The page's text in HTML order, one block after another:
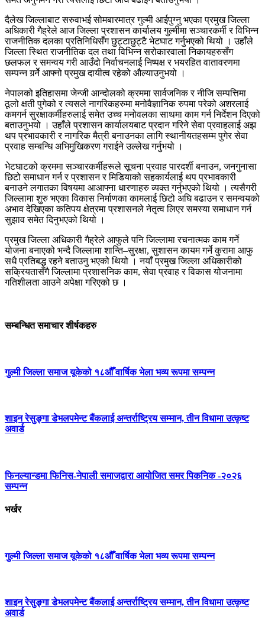
दैलेख जिल्लाबाट सरुवाभई सोमबारमात्र गुल्मी आईपुग्नु भएका प्रमुख जिल्ला
अधिकारी गैह्रेले आज जिल्ला प्रशासन कार्यालय गुल्मीमा सञ्चारकर्मी र विभिन्न
राजनीतिक दलका प्रतिनिधिसँग छुट्टाछुट्टै भेटघाट गर्नुभएको थियो । उहाँले
जिल्ला स्थित राजनीतिक दल तथा विभिन्न सरोकारवाला निकायहरुसँग
छलफल र समन्वय गरी आउँदो निर्वाचनलाई निष्पक्ष र भयरहित वातावरणमा
सम्पन्न गर्र्नेे आफ्नो प्रमुख दायीत्व रहेको औल्याउनुभयो ।
नेपालको इतिहासमा जेन्जी आन्दोलको क्रममा सार्वजनिक र नीजि सम्पत्तिमा
ठूलो क्षती पुगेको र त्यसले नागरिकहरुमा मनोवैज्ञानिक रुपमा परेको अशरलाई
कमगर्न सुरक्षाकर्मीहरुलाई समेत उच्च मनोवलका साथमा काम गर्न निर्देशन दिएको
बताउनुभयो । उहाँले प्रशासन कार्यालयबाट प्रदान गरिने सेवा प्रवाहलाई अझ
थप प्रभावकारी र नागरिक मैत्री बनाउनका लागि स्थानीयतहसम्म पुगेर सेवा
प्रवाह सम्बन्धि अभिमुखिकरण गराईने उल्लेख गर्नुभयो ।
भेटघाटको क्रममा सञ्चारकर्मीहरूले सूचना प्रवाह पारदर्शी बनाउन, जनगुनासा
छिटो समाधान गर्न र प्रशासन र मिडियाको सहकार्यलाई थप प्रभावकारी
बनाउने लगातका विषयमा आआफ्ना धारणाहरु व्यक्त गर्नुभएको थियो । त्यसैगरी
जिल्लामा शुरु भएका विकास निर्माणका कामलाई छिटो अघि बढाउन र समन्वयको
अभाव देखिएका कतिपय क्षेत्रमा प्रशासनले नेतृत्व लिएर समस्या समाधान गर्न
सुझाव समेत दिनुभएको थियो ।
प्रमुख जिल्ला अधिकारी गैह्रेले आफुले पनि जिल्लामा रचनात्मक काम गर्ने
योजना बनाएको भन्दै जिल्लामा शान्ति–सुरक्षा, सुशासन कायम गर्ने कुरामा आफु
सधै प्रतिबद्ध रहने बताउनु भएको थियो । नयाँ प्रमुख जिल्ला अधिकारीको
सक्रियतासँगै जिल्लामा प्रशासनिक काम, सेवा प्रवाह र विकास योजनामा
गतिशीलता आउने अपेक्षा गरिएको छ ।
सम्बन्धित समाचार शीर्षकहरु
गुल्मी जिल्ला समाज यूकेको १८औँ वार्षिक भेला भव्य रूपमा सम्पन्न
शाइन रेसुङ्गा डेभलपमेन्ट बैंकलाई अन्तर्राष्ट्रिय सम्मान, तीन विधामा उत्कृष्ट
अवार्ड
फिनल्यान्डमा फिनिस-नेपाली समाजद्वारा आयोजित समर पिकनिक -२०२६
सम्पन्न
भर्खर
गुल्मी जिल्ला समाज यूकेको १८औँ वार्षिक भेला भव्य रूपमा सम्पन्न
शाइन रेसुङ्गा डेभलपमेन्ट बैंकलाई अन्तर्राष्ट्रिय सम्मान, तीन विधामा उत्कृष्ट
अवार्ड